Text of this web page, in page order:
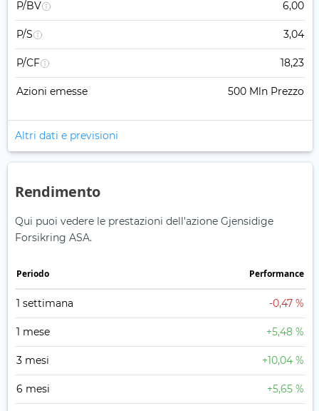
P/BV 6,00
P/S 3,04
P/CF 18,23
Azioni emesse 500 Mln Prezzo
Altri dati e previsioni
Rendimento
Qui puoi vedere le prestazioni dell'azione Gjensidige
Forsikring ASA.
Periodo Performance
1 settimana -0,47 %
1 mese +5,48 %
3 mesi +10,04 %
6 mesi +5,65 %